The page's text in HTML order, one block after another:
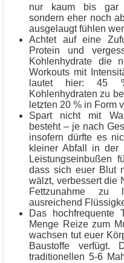
nur kaum bis gar
sondern eher noch
ausgelaugt fühlen
Achtet auf eine
Protein und
Kohlenhydrate die
Workouts mit
lautet hier: 45
Kohlenhydraten zu
letzten 20 % in Form
Spart nicht mit
besteht – je nach
insofern dürfte es
kleiner Abfall in der
Leistungseinbußen
dass sich euer Blut
wälzt, verbessert die
Fettzunahme zu
ausreichend
Das hochfrequente
Menge Reize zum
wachsen tut euer
Baustoffe verfügt.
traditionellen 5-6